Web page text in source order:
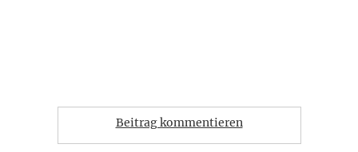
Beitrag kommentieren